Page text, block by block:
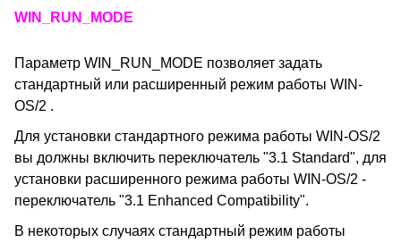
WIN_RUN_MODE
Параметр WIN_RUN_MODE позволяет задать
стандартный или расширенный режим работы WIN-
OS/2 .
Для установки стандартного режима работы WIN-OS/2
вы должны включить переключатель "3.1 Standard", для
установки расширенного режима работы WIN-OS/2 -
переключатель "3.1 Enhanced Compatibility".
В некоторых случаях стандартный режим работы